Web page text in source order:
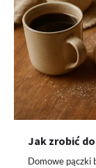
Jak zrobić
Domowe pączki